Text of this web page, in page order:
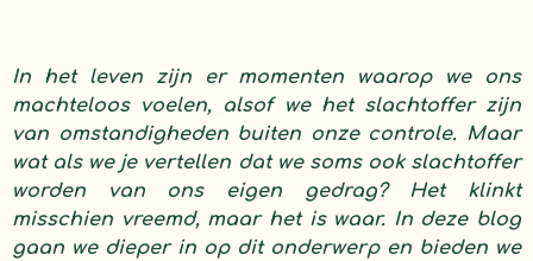
In het leven zijn er momenten waarop we ons
machteloos voelen, alsof we het slachtoffer zijn
van omstandigheden buiten onze controle. Maar
wat als we je vertellen dat we soms ook slachtoffer
worden van ons eigen gedrag? Het klinkt
misschien vreemd, maar het is waar. In deze blog
gaan we dieper in op dit onderwerp en bieden we